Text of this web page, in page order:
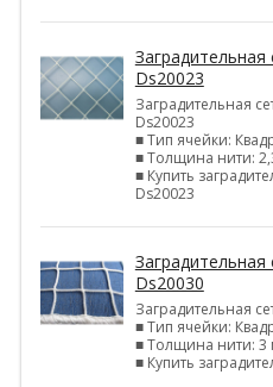
Заградительная
Ds20023
Заградительная
Ds20023
■ Тип ячейки:
■ Толщина нити:
■ Купить
Ds20023
Заградительная
Ds20030
Заградительная
■ Тип ячейки:
■ Толщина нити: 3
■ Купить